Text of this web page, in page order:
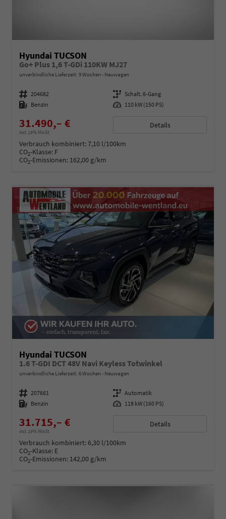
Hyundai TUCSON
Go+ Plus 1,6 T-GDi 110KW MJ27
unverbindliche Lieferzeit: 9 Wochen Neuwagen
Fahrzeugnummer 204682 Getriebe Schalt. 6-Gang
Kraftstoff Benzin Leistung 110 kW (150 PS)
31.490,– €
incl. 19% MwSt.
Details
Verbrauch kombiniert:7,10 l/100km
CO2-Klasse: F
CO2-Emissionen: 162,00 g/km
Hyundai TUCSON
1.6 T-GDI DCT 48V Navi Keyless Totwinkel
unverbindliche Lieferzeit: 6 Wochen Neuwagen
Fahrzeugnummer 207661 Getriebe Automatik
Kraftstoff Benzin Leistung 118 kW (160 PS)
31.715,– €
incl. 19% MwSt.
Details
Verbrauch kombiniert:6,30 l/100km
CO2-Klasse: E
CO2-Emissionen: 142,00 g/km